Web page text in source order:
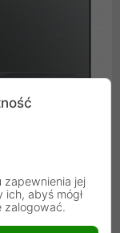
zapewnienia jej
ich, abyś mógł
zalogować.